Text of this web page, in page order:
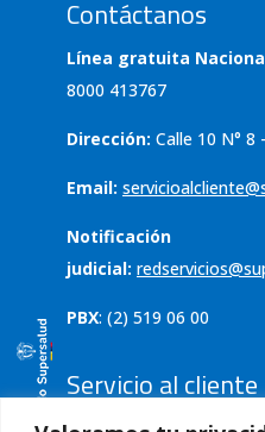
Contáctanos
Línea gratuita
8000 413767
Dirección: Calle 10 N° 8
Email:
Notificación
judicial:
PBX: (2) 519 06 00
Servicio al cliente